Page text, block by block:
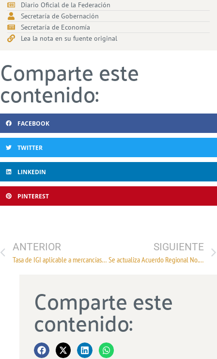
Diario Oficial de la Federación
Secretaría de Gobernación
Secretaría de Economía
Lea la nota en su fuente original
Comparte este
contenido:
FACEBOOK
TWITTER
LINKEDIN
PINTEREST
ANTERIOR
Tasa de IGI aplicable a mercancías originarias de Chile
SIGUIENTE
Se actualiza Acuerdo Regional No. 2 (preferencias arancelarias para Ecuador)
Comparte este
contenido: